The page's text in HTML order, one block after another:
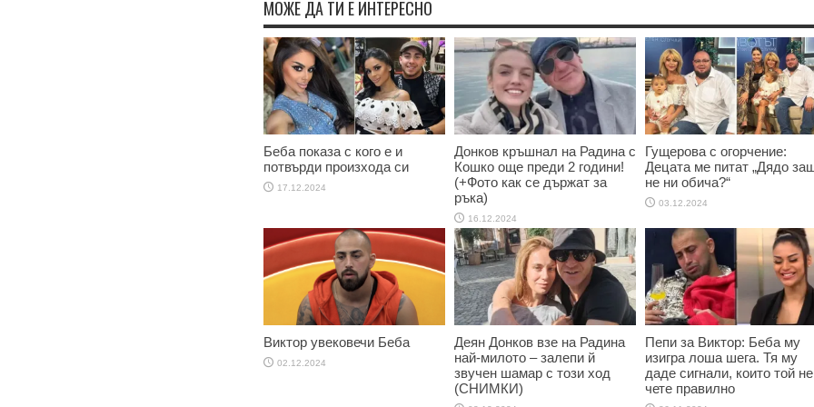
МОЖЕ ДА ТИ Е ИНТЕРЕСНО
Беба показа с кого е и
потвърди произхода си
17.12.2024
Донков кръшнал на Радина с
Кошко още преди 2 години!
(+Фото как се държат за
ръка)
16.12.2024
Гущерова с огорчение:
Децата ме питат „Дядо
не ни обича?“
03.12.2024
Виктор увековечи Беба
02.12.2024
Деян Донков взе на Радина
най-милото – залепи й
звучен шамар с този ход
(СНИМКИ)
Пепи за Виктор: Беба му
изигра лоша шега. Тя му
даде сигнали, които той не
чете правилно